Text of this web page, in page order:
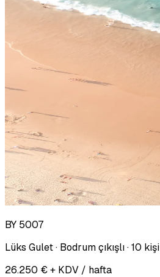
BY 5007
Lüks Gulet · Bodrum çıkışlı · 10 kişi
26.250 € + KDV / hafta